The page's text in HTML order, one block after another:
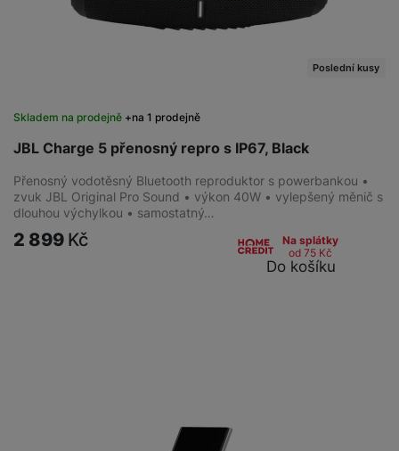
JBL Charge 5 přenosný repro s IP67, Black
Skladem na prodejně na 1 prodejně
Poslední kusy
Přenosný vodotěsný Bluetooth reproduktor s powerbankou •
zvuk JBL Original Pro Sound • výkon 40W • vylepšený měnič s
dlouhou výchylkou • samostatný…
2 899 Kč
Na splátky
od 75 Kč
Do košíku